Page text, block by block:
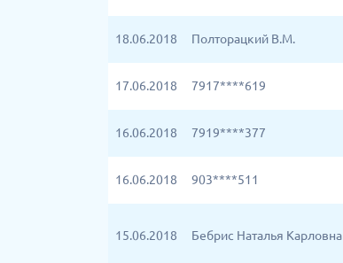
18.06.2018 Полторацкий В.М.
17.06.2018 7917****619
16.06.2018 7919****377
16.06.2018 903****511
15.06.2018 Бебрис Наталья Карловна